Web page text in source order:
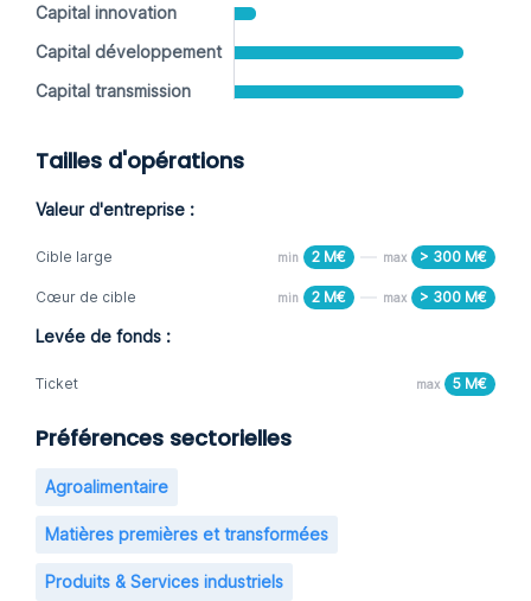
Capital innovation
Capital développement
Capital transmission
Tailles d'opérations
Valeur d'entreprise :
Cible large min 2 M€ max > 300 M€
Cœur de cible min 2 M€ max > 300 M€
Levée de fonds :
Ticket max 5 M€
Préférences sectorielles
Agroalimentaire
Matières premières et transformées
Produits & Services industriels